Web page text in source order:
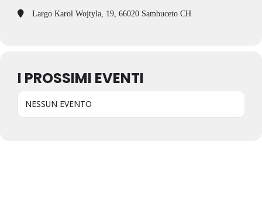
Largo Karol Wojtyla, 19, 66020 Sambuceto CH
I PROSSIMI EVENTI
NESSUN EVENTO